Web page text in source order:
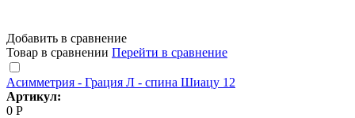
Добавить в сравнение
Товар в сравнении Перейти в сравнение
Асимметрия - Грация Л - спина Шиацу 12
Артикул:
0 Р